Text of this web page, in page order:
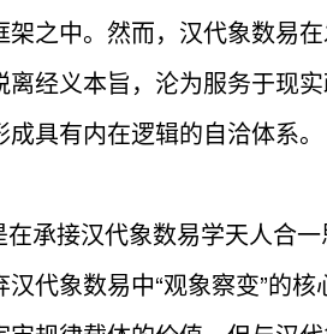
之中。然而，汉代象数易
经义本旨，沦为服务于现
具有内在逻辑的自洽体系。
承接汉代象数易学天人合
代象数易中“观象察变”的